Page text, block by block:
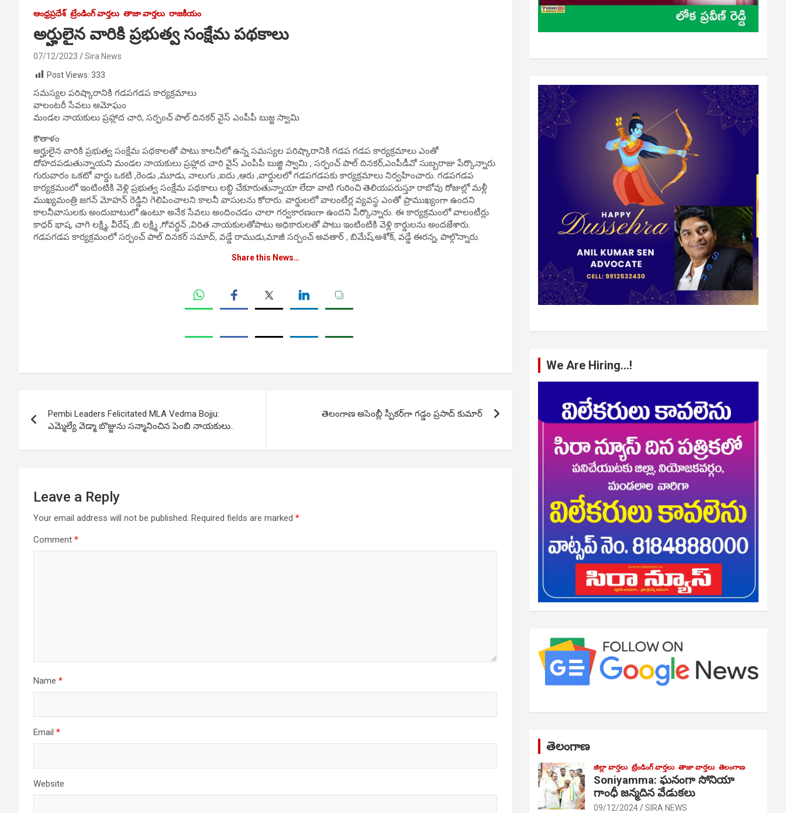
ఆంధ్రప్రదేశ్ ట్రేండింగ్ వార్తలు తాజా వార్తలు రాజకీయం
అర్హులైన వారికి ప్రభుత్వ సంక్షేమ పథకాలు
07/12/2023
Sira News
Post Views: 333
సమస్యల పరిష్కారానికి గడపగడప కార్యక్రమాలు
వాలంటరీ సేవలు అమోఘం
మండల నాయకులు ప్రహ్లాద చారి, సర్పంచ్ పాల్ దినకర్ వైస్ ఎంపీపీ బుజ్జ స్వామి
కౌతాళం
అర్హులైన వారికి ప్రభుత్వ సంక్షేమ పథకాలతో పాటు కాలనీలో ఉన్న సమస్యల పరిష్కారానికి గడప గడప కార్యక్రమాలు ఎంతో
దోహదపడుతున్నాయని మండల నాయకులు ప్రహ్లాద చారి వైస్ ఎంపీపీ బుజ్జి స్వామి , సర్పంచ్ పాల్ దినకర్,ఎంపీడీవో సుబ్బరాజు పేర్కొన్నారు
గురువారం ఒకటో వార్డు ఒకటి ,రెండు ,మూడు, నాలుగు ,ఐదు ,ఆరు ,వార్డులలో గడపగడపకు కార్యక్రమాలు నిర్వహించారు. గడపగడప
కార్యక్రమంలో ఇంటింటికి వెళ్లి ప్రభుత్వ సంక్షేమ పథకాలు లబ్ధి చేకూరుతున్నాయా లేదా వాటి గురించి తెలియపరుస్తూ రాబోవు రోజుల్లో మళ్లీ
ముఖ్యమంత్రి జగన్ మోహన్ రెడ్డిని గెలిపించాలని కాలనీ వాసులను కోరారు. వార్డులలో వాలంటీర్ల వ్యవస్థ ఎంతో ప్రాముఖ్యంగా ఉందని
కాలనీవాసులకు అందుబాటులో ఉంటూ అనేక సేవలు అందించడం చాలా గర్వకారణంగా ఉందని పేర్కొన్నారు. ఈ కార్యక్రమంలో వాలంటీర్లు
కాధర్ భాష, చాగి లక్ష్మి, వీరేష్ ,బి లక్ష్మి ,గోవర్ధన్ ,విరిత నాయకులతోపాటు అధికారులతో పాటు ఇంటింటికి వెళ్లి కార్డులను అందజేశారు.
గడపగడప కార్యక్రమంలో సర్పంచ్ పాల్ దినకర్ సమాద్, వడ్డే రాముడు,మాజీ సర్పంచ్ అవతార్ , బిమేష్,అశోక్, వడ్డే ఈరన్న, పాల్గొన్నారు.
Share this News…
navigation
Pembi Leaders Felicitated MLA Vedma Bojju:
ఎమ్మెల్యే వెడ్మా బొజ్జును సన్మానించిన పెంబి నాయకులు..
తెలంగాణ అసెంబ్లీ స్పీకర్‌గా గడ్డం ప్రసాద్ కుమార్
Leave a Reply
Your email address will not be published. Required fields are marked *
Comment *
Name *
Email *
Website
We Are Hiring…!
తెలంగాణ
జిల్లా వార్తలు ట్రేండింగ్ వార్తలు తాజా వార్తలు తెలంగాణ
Soniyamma: ఘ‌నంగా సోనియా
గాంధీ జ‌న్మ‌దిన వేడుక‌లు
09/12/2024 SIRA NEWS